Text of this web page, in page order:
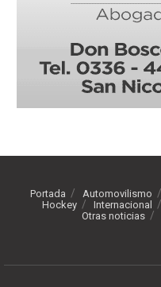
Portada Automovilismo
Hockey
Internacional
Otras noticias